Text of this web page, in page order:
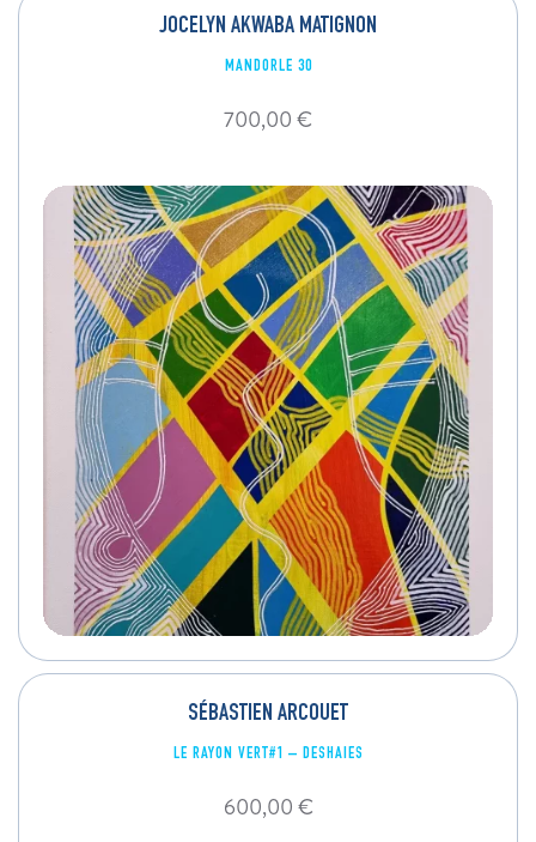
JOCELYN AKWABA MATIGNON
MANDORLE 30
700,00€
SÉBASTIEN ARCOUET
LE RAYON VERT#1 – DESHAIES
600,00€